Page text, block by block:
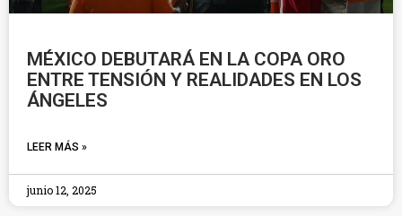
MÉXICO DEBUTARÁ EN LA COPA ORO
ENTRE TENSIÓN Y REALIDADES EN LOS
ÁNGELES
LEER MÁS »
junio 12, 2025